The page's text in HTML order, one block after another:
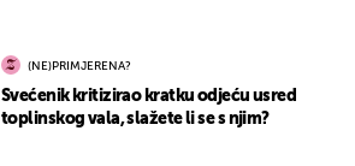
(NE)PRIMJERENA?
Svećenik kritizirao kratku odjeću usred
toplinskog vala, slažete li se s njim?